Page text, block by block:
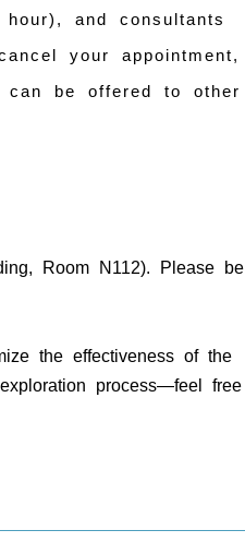
and consultants
your appointment,
be offered to other
Room N112). Please be
the effectiveness of the
process—feel free